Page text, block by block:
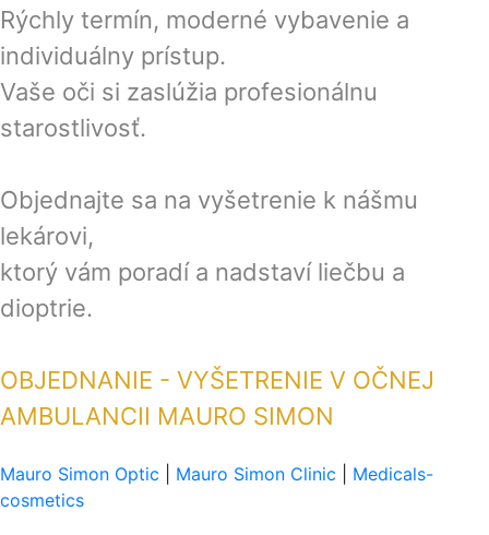
Rýchly termín, moderné vybavenie a
individuálny prístup.
Vaše oči si zaslúžia profesionálnu
starostlivosť.
Objednajte sa na vyšetrenie k nášmu
lekárovi,
ktorý vám poradí a nadstaví liečbu a
dioptrie.
OBJEDNANIE - VYŠETRENIE V OČNEJ
AMBULANCII MAURO SIMON
Mauro Simon Optic Mauro Simon Clinic
Medicals-
cosmetics